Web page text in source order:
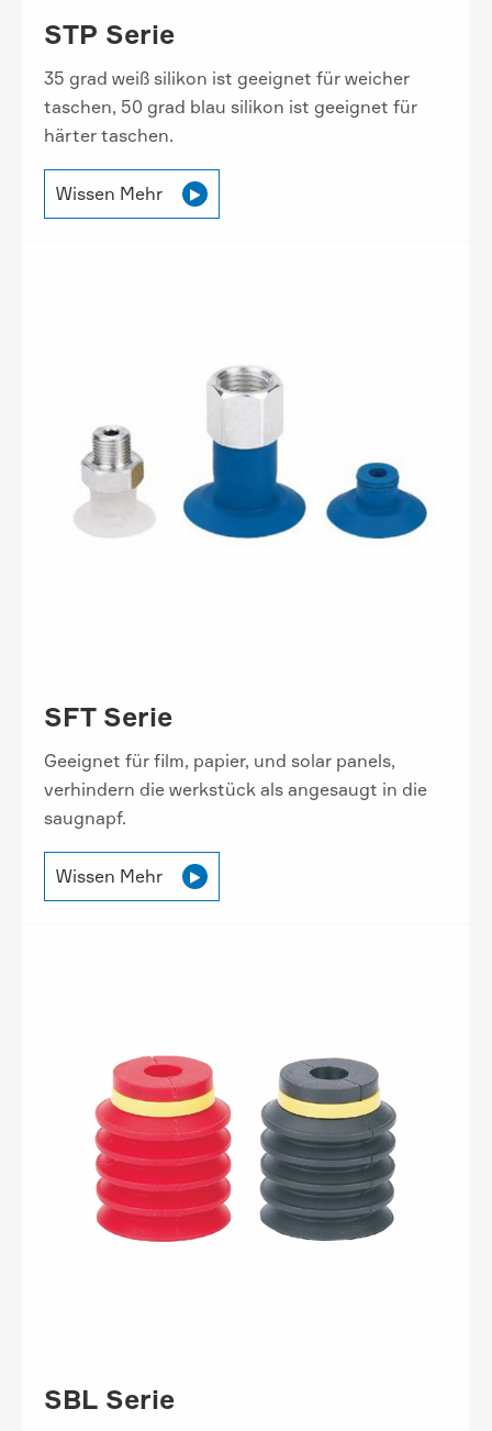
STP Serie
35 grad weiß silikon ist geeignet für weicher
taschen, 50 grad blau silikon ist geeignet für
härter taschen.
Wissen Mehr 
SFT Serie
Geeignet für film, papier, und solar panels,
verhindern die werkstück als angesaugt in die
saugnapf.
Wissen Mehr 
SBL Serie